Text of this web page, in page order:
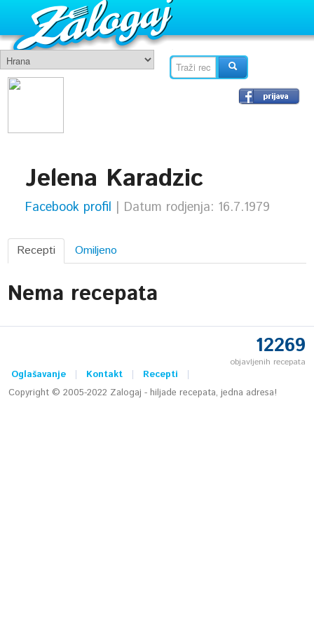
Jelena Karadzic
Facebook profil | Datum rodjenja: 16.7.1979
Recepti Omiljeno
Nema recepata
12269
objavljenih recepata
Oglašavanje Kontakt
Recepti
Copyright © 2005-2022 Zalogaj - hiljade recepata, jedna adresa!